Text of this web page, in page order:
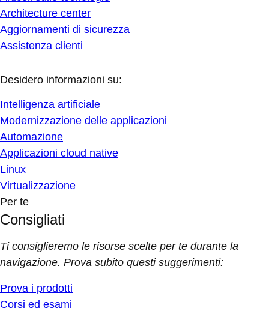
Architecture center
Aggiornamenti di sicurezza
Assistenza clienti
Desidero informazioni su:
Intelligenza artificiale
Modernizzazione delle applicazioni
Automazione
Applicazioni cloud native
Linux
Virtualizzazione
Per te
Consigliati
Ti consiglieremo le risorse scelte per te durante la
navigazione. Prova subito questi suggerimenti:
Prova i prodotti
Corsi ed esami